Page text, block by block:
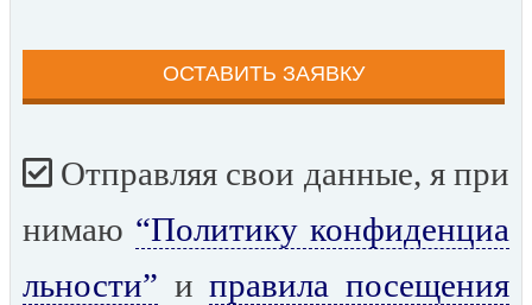
Отправляя свои данные, я при
нимаю “Политику конфиденциа
льности” иправила посещения